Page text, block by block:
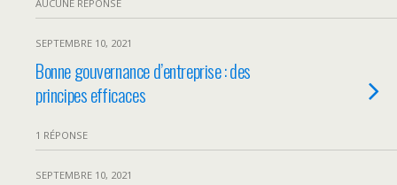
AUCUNE RÉPONSE
SEPTEMBRE 10, 2021
Bonne gouvernance d’entreprise : des
principes efficaces
1 RÉPONSE
SEPTEMBRE 10, 2021